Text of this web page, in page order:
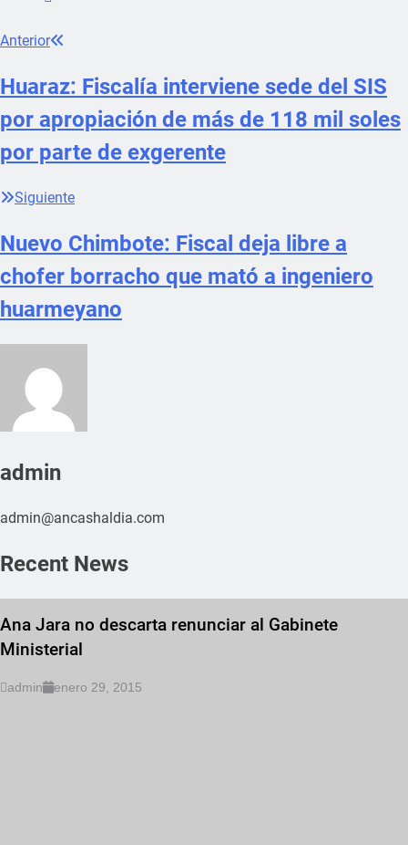
Anterior
Huaraz: Fiscalía interviene sede del SIS
por apropiación de más de 118 mil soles
por parte de exgerente
Siguiente
Nuevo Chimbote: Fiscal deja libre a
chofer borracho que mató a ingeniero
huarmeyano
admin
admin@ancashaldia.com
Recent News
Ana Jara no descarta renunciar al Gabinete
Ministerial
admin enero 29, 2015